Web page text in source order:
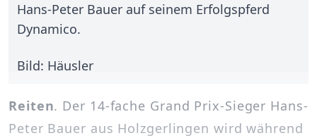
Hans-Peter Bauer auf seinem Erfolgspferd
Dynamico.
Bild: Häusler
Reiten. Der 14-fache Grand Prix-Sieger Hans-
Peter Bauer aus Holzgerlingen wird während